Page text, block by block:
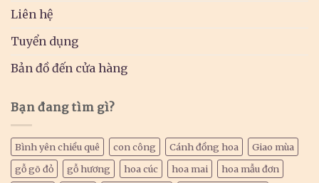
Liên hệ
Tuyển dụng
Bản đồ đến cửa hàng
Bạn đang tìm gì?
Bình yên chiều quê con công Cánh đồng hoa
Giao mùa
gỗ gõ đỏ
gỗ hương hoa cúc hoa mai
hoa mẫu đơn